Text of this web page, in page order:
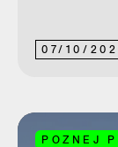
07/ 10/
POZNEJ